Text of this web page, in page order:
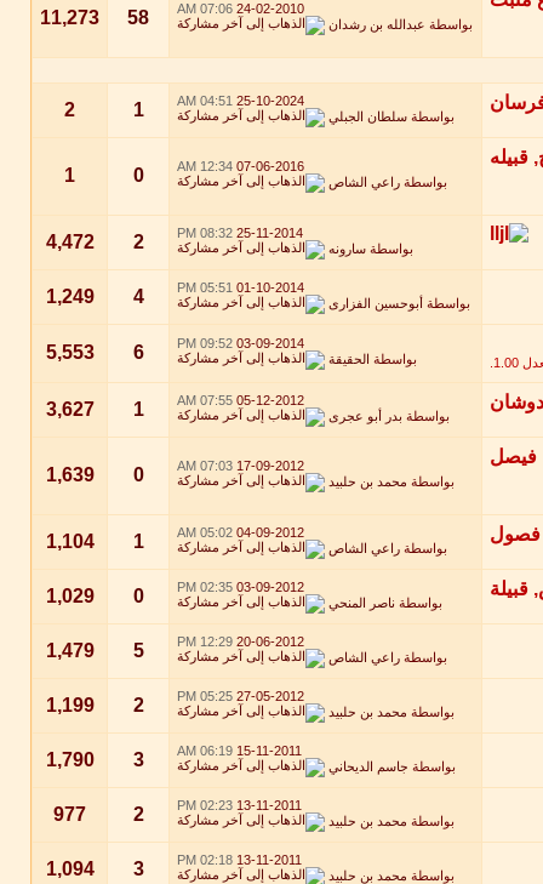
24-02-2010
07:06 AM
بواسطة عبدالله بن رشدان 58
11,273
25-10-2024
04:51 AM
بواسطة سلطان الجبلي 1
2
07-06-2016
12:34 AM
بواسطة راعي الشاص 0
1
25-11-2014
08:32 PM
بواسطة سارونه 2
4,472
01-10-2014
05:51 PM
بواسطة أبوحسين الفزارى 4
1,249
03-09-2014
09:52 PM
بواسطة الحقيقة 6
5,553
05-12-2012
07:55 AM
بواسطة بدر أبو عجرى 1
3,627
17-09-2012
07:03 AM
بواسطة محمد بن حلبيد 0
1,639
04-09-2012
05:02 AM
بواسطة راعي الشاص 1
1,104
03-09-2012
02:35 PM
بواسطة ناصر المنحي 0
1,029
20-06-2012
12:29 PM
بواسطة راعي الشاص 5
1,479
27-05-2012
05:25 PM
بواسطة محمد بن حلبيد 2
1,199
15-11-2011
06:19 AM
بواسطة جاسم الديحاني 3
1,790
13-11-2011
02:23 PM
بواسطة محمد بن حلبيد 2
977
13-11-2011
02:18 PM
بواسطة محمد بن حلبيد 3
1,094